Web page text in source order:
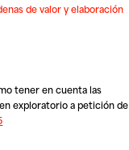
de valor y elaboración
tener en cuenta las
exploratorio a petición de